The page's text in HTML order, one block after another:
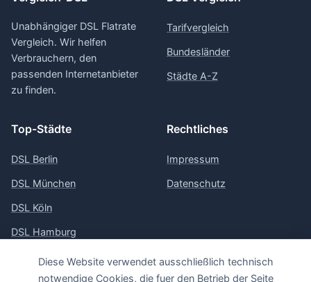
Unabhängiger DSL Flatrate
Vergleich. Wir helfen
Verbrauchern, den
passenden Internetanbieter
zu finden.
Tarifvergleich
Bundesländer
Städte A-Z
Top-Städte
DSL Berlin
DSL München
DSL Köln
DSL Hamburg
DSL Frankfurt
Rechtliches
Impressum
Datenschutz
Diese Website verwendet ausschließlich technisch
notwendige Cookies, die fuer den Betrieb der Seite